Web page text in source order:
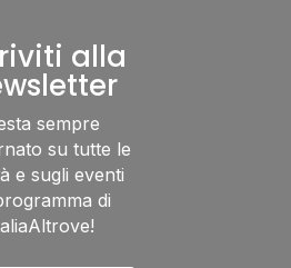
alla
sempre
su tutte le
e sugli eventi
di